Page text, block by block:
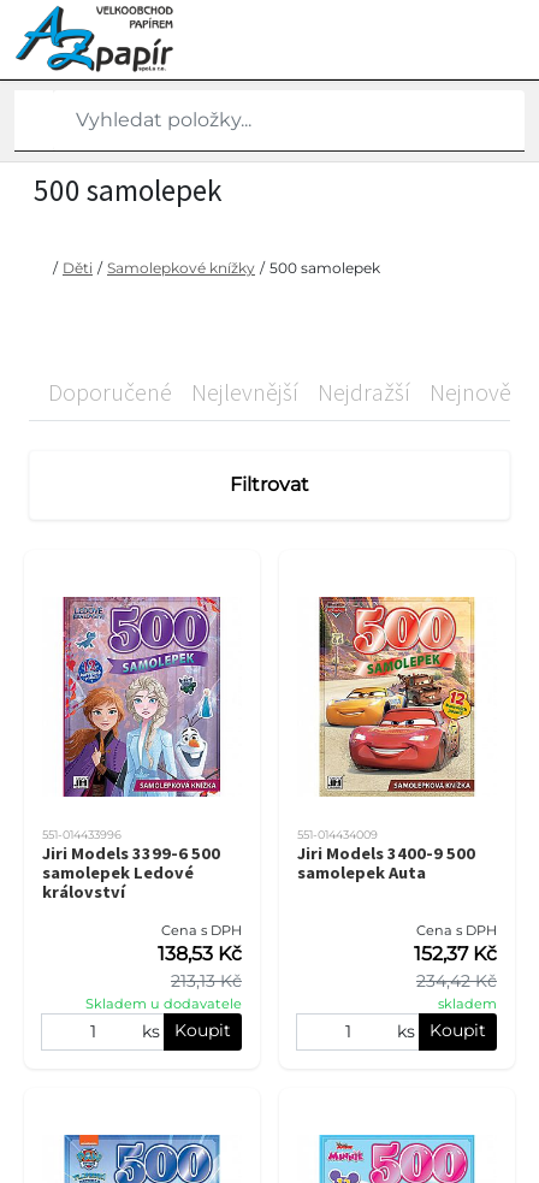
500 samolepek
/ Děti / Samolepkové knížky / 500 samolepek
Doporučené Nejlevnější Nejdražší Nejnovější
Filtrovat
551-014433996
Jiri Models 3399-6 500
samolepek Ledové
království
Cena s DPH
213,13 Kč
138,53 Kč
Skladem u dodavatele
ks Koupit
551-014434009
Jiri Models 3400-9 500
samolepek Auta
Cena s DPH
234,42 Kč
152,37 Kč
skladem
ks Koupit